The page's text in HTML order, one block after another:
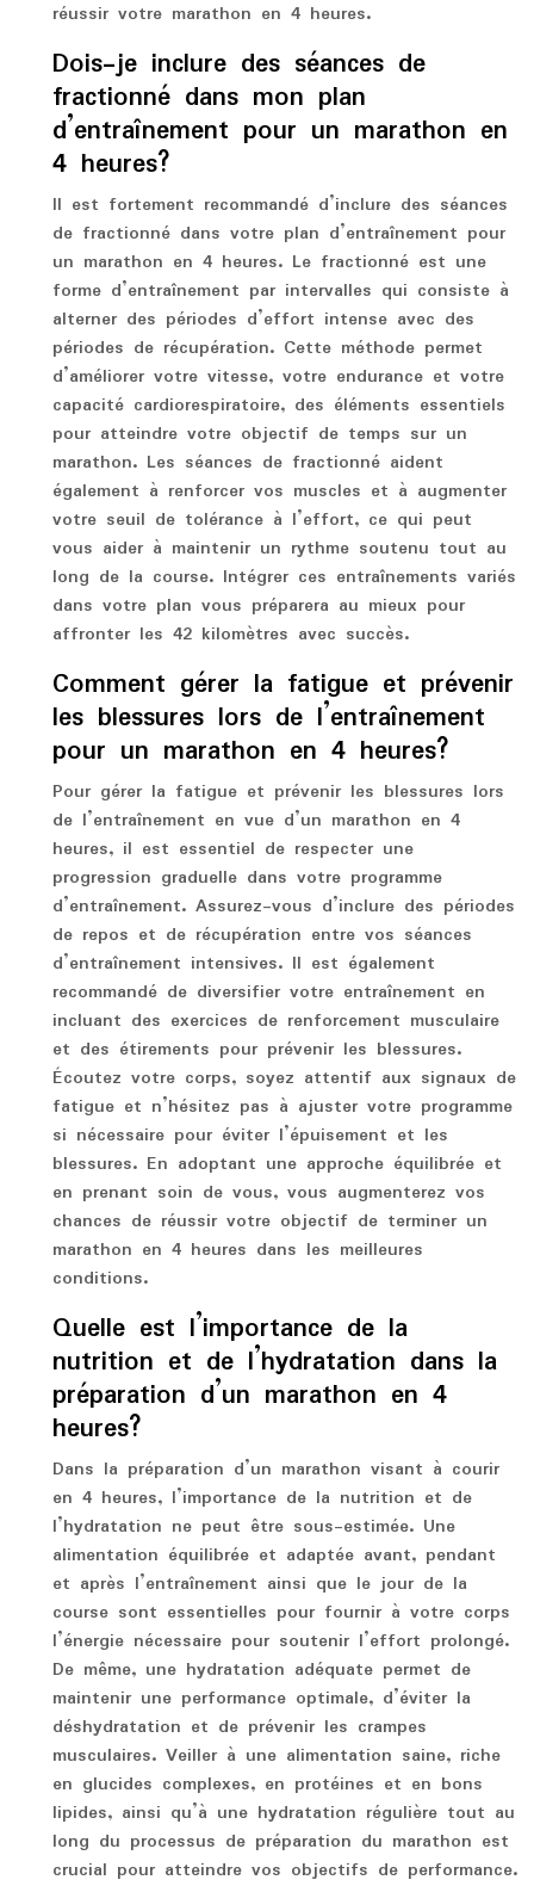
réussir votre marathon en 4 heures.
Dois-je inclure des séances de
fractionné dans mon plan
d’entraînement pour un marathon en
4 heures?
Il est fortement recommandé d’inclure des séances
de fractionné dans votre plan d’entraînement pour
un marathon en 4 heures. Le fractionné est une
forme d’entraînement par intervalles qui consiste à
alterner des périodes d’effort intense avec des
périodes de récupération. Cette méthode permet
d’améliorer votre vitesse, votre endurance et votre
capacité cardiorespiratoire, des éléments essentiels
pour atteindre votre objectif de temps sur un
marathon. Les séances de fractionné aident
également à renforcer vos muscles et à augmenter
votre seuil de tolérance à l’effort, ce qui peut
vous aider à maintenir un rythme soutenu tout au
long de la course. Intégrer ces entraînements variés
dans votre plan vous préparera au mieux pour
affronter les 42 kilomètres avec succès.
Comment gérer la fatigue et prévenir
les blessures lors de l’entraînement
pour un marathon en 4 heures?
Pour gérer la fatigue et prévenir les blessures lors
de l’entraînement en vue d’un marathon en 4
heures, il est essentiel de respecter une
progression graduelle dans votre programme
d’entraînement. Assurez-vous d’inclure des périodes
de repos et de récupération entre vos séances
d’entraînement intensives. Il est également
recommandé de diversifier votre entraînement en
incluant des exercices de renforcement musculaire
et des étirements pour prévenir les blessures.
Écoutez votre corps, soyez attentif aux signaux de
fatigue et n’hésitez pas à ajuster votre programme
si nécessaire pour éviter l’épuisement et les
blessures. En adoptant une approche équilibrée et
en prenant soin de vous, vous augmenterez vos
chances de réussir votre objectif de terminer un
marathon en 4 heures dans les meilleures
conditions.
Quelle est l’importance de la
nutrition et de l’hydratation dans la
préparation d’un marathon en 4
heures?
Dans la préparation d’un marathon visant à courir
en 4 heures, l’importance de la nutrition et de
l’hydratation ne peut être sous-estimée. Une
alimentation équilibrée et adaptée avant, pendant
et après l’entraînement ainsi que le jour de la
course sont essentielles pour fournir à votre corps
l’énergie nécessaire pour soutenir l’effort prolongé.
De même, une hydratation adéquate permet de
maintenir une performance optimale, d’éviter la
déshydratation et de prévenir les crampes
musculaires. Veiller à une alimentation saine, riche
en glucides complexes, en protéines et en bons
lipides, ainsi qu’à une hydratation régulière tout au
long du processus de préparation du marathon est
crucial pour atteindre vos objectifs de performance.